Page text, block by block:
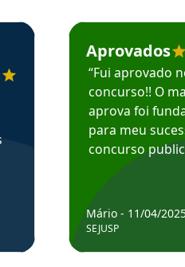
Concursos em depoimento
Estudante Mário
Aprovados
“Fui aprovado
concurso!! O
aprova foi
para meu
concurso
Mário - 11/04/
SEJUSP